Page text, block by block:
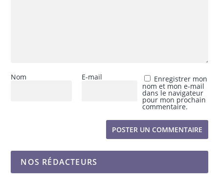
Nom E-mail Enregistrer mon
nom et mon e-mail
dans le navigateur
pour mon prochain
commentaire.
NOS RÉDACTEURS